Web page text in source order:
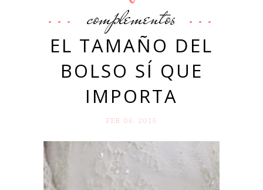
complementos
EL TAMAÑO DEL
BOLSO SÍ QUE
IMPORTA
FEB 06. 2015